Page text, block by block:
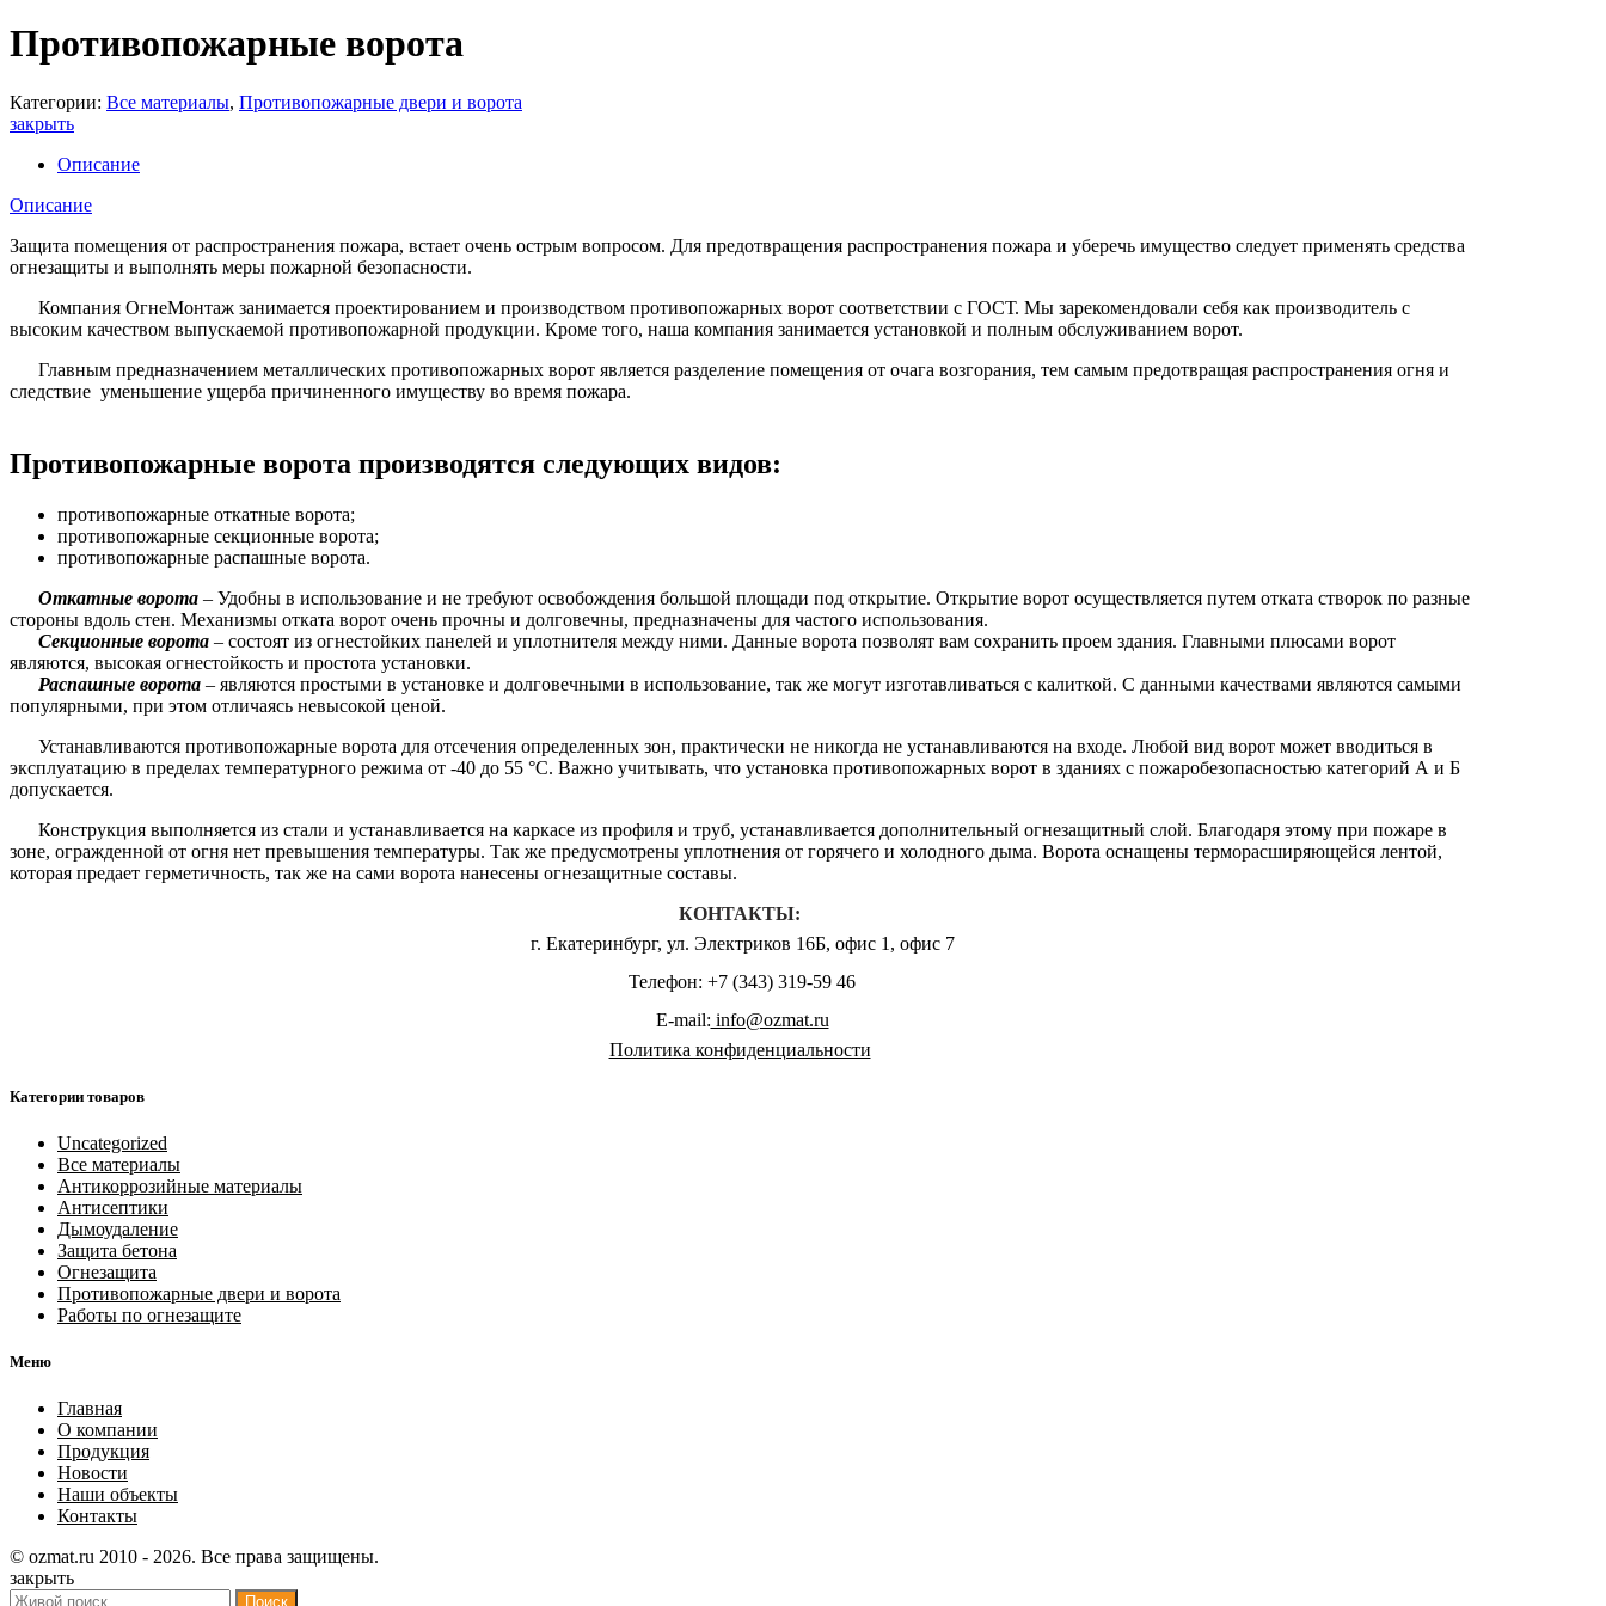
Противопожарные ворота
Категории: Все материалы, Противопожарные двери и ворота
закрыть
Описание
Описание
Защита помещения от распространения пожара, встает очень острым вопросом. Для предотвращения распространения пожара и уберечь имущество следует применять средства
огнезащиты и выполнять меры пожарной безопасности.
Компания ОгнеМонтаж занимается проектированием и производством противопожарных ворот соответствии с ГОСТ. Мы зарекомендовали себя как производитель с
высоким качеством выпускаемой противопожарной продукции. Кроме того, наша компания занимается установкой и полным обслуживанием ворот.
Главным предназначением металлических противопожарных ворот является разделение помещения от очага возгорания, тем самым предотвращая распространения огня и
следствие уменьшение ущерба причиненного имуществу во время пожара.
Противопожарные ворота производятся следующих видов:
противопожарные откатные ворота;
противопожарные секционные ворота;
противопожарные распашные ворота.
Откатные ворота – Удобны в использование и не требуют освобождения большой площади под открытие. Открытие ворот осуществляется путем отката створок по разные
стороны вдоль стен. Механизмы отката ворот очень прочны и долговечны, предназначены для частого использования.
Секционные ворота – состоят из огнестойких панелей и уплотнителя между ними. Данные ворота позволят вам сохранить проем здания. Главными плюсами ворот
являются, высокая огнестойкость и простота установки.
Распашные ворота – являются простыми в установке и долговечными в использование, так же могут изготавливаться с калиткой. С данными качествами являются самыми
популярными, при этом отличаясь невысокой ценой.
Устанавливаются противопожарные ворота для отсечения определенных зон, практически не никогда не устанавливаются на входе. Любой вид ворот может вводиться в
эксплуатацию в пределах температурного режима от -40 до 55 °С. Важно учитывать, что установка противопожарных ворот в зданиях с пожаробезопасностью категорий А и Б
допускается.
Конструкция выполняется из стали и устанавливается на каркасе из профиля и труб, устанавливается дополнительный огнезащитный слой. Благодаря этому при пожаре в
зоне, огражденной от огня нет превышения температуры. Так же предусмотрены уплотнения от горячего и холодного дыма. Ворота оснащены терморасширяющейся лентой,
которая предает герметичность, так же на сами ворота нанесены огнезащитные составы.
КОНТАКТЫ:
г. Екатеринбург, ул. Электриков 16Б, офис 1, офис 7
Телефон: +7 (343) 319-59 46
E-mail: info@ozmat.ru
Политика конфиденциальности
Категории товаров
Uncategorized
Все материалы
Антикоррозийные материалы
Антисептики
Дымоудаление
Защита бетона
Огнезащита
Противопожарные двери и ворота
Работы по огнезащите
Меню
Главная
О компании
Продукция
Новости
Наши объекты
Контакты
© ozmat.ru 2010 - 2026. Все права защищены.
закрыть
Поиск